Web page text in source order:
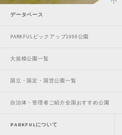
データベース
PARKFULピックアップ1000公園
大規模公園一覧
国立・国定・国営公園一覧
自治体・管理者ご紹介全国おすすめ公園
PARKFULについて